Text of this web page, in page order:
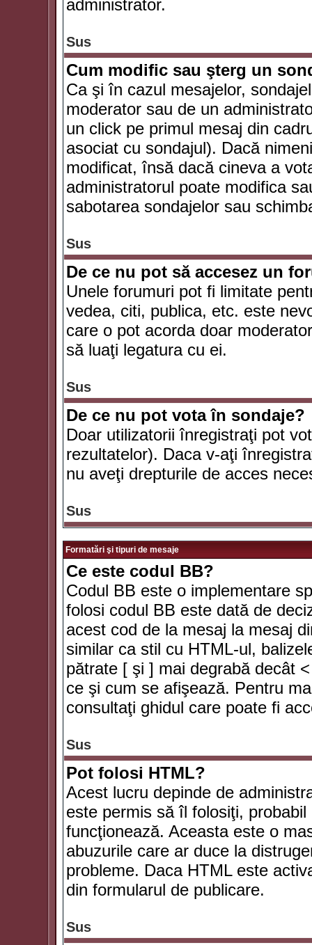
administrator.
Sus
Cum modific sau şterg un
Ca şi în cazul mesajelor,
moderator sau de un
un click pe primul mesaj din
asociat cu sondajul). Dacă
modificat, însă dacă cineva a
administratorul poate modifica
sabotarea sondajelor sau
Sus
De ce nu pot să accesez un
Unele forumuri pot fi limitate
vedea, citi, publica, etc. este
care o pot acorda doar
să luaţi legatura cu ei.
Sus
De ce nu pot vota în sondaje?
Doar utilizatorii înregistraţi pot
rezultatelor). Daca v-aţi
nu aveţi drepturile de acces
Sus
Formatări şi tipuri de mesaje
Ce este codul BB?
Codul BB este o implementare
folosi codul BB este dată de
acest cod de la mesaj la mesaj
similar ca stil cu HTML-ul,
pătrate [ şi ] mai degrabă decât
ce şi cum se afişează. Pentru
consultaţi ghidul care poate fi
Sus
Pot folosi HTML?
Acest lucru depinde de
este permis să îl folosiţi,
funcţionează. Aceasta este o
abuzurile care ar duce la
probleme. Daca HTML este
din formularul de publicare.
Sus